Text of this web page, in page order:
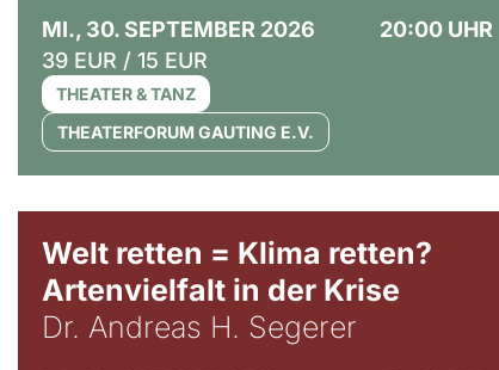
MI., 30. SEPTEMBER 2026
20:00 UHR
39 EUR / 15 EUR
THEATER & TANZ
THEATERFORUM GAUTING E.V.
Welt retten = Klima retten?
Artenvielfalt in der Krise
Dr. Andreas H. Segerer